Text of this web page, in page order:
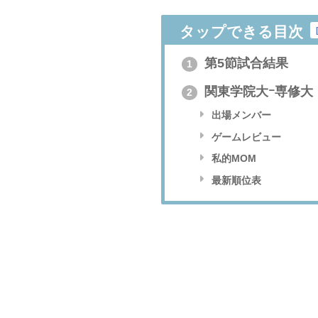
タップできる目次 [
1 第5節試合結果
2 関東学院大ｰ専修大
出場メンバー
ゲームレビュー
私的MOM
最新順位表